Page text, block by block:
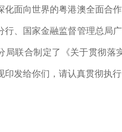
化面向世界的粤港澳全面合
行、国家金融监督管理总局
局联合制定了《关于贯彻落
印发给你们，请认真贯彻执